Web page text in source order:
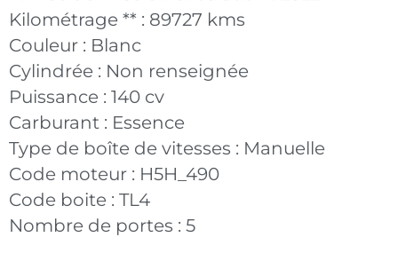
Kilométrage ** : 89727 kms
Couleur : Blanc
Cylindrée : Non renseignée
Puissance : 140 cv
Carburant : Essence
Type de boîte de vitesses : Manuelle
Code moteur : H5H_490
Code boite : TL4
Nombre de portes : 5